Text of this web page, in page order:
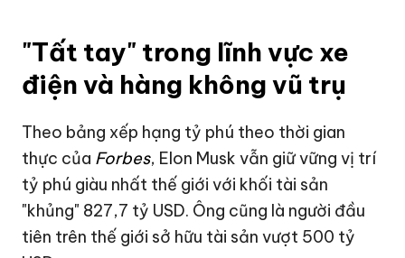
"Tất tay" trong lĩnh vực xe
điện và hàng không vũ trụ
Theo bảng xếp hạng tỷ phú theo thời gian
thực của Forbes, Elon Musk vẫn giữ vững vị trí
tỷ phú giàu nhất thế giới với khối tài sản
"khủng" 827,7 tỷ USD. Ông cũng là người đầu
tiên trên thế giới sở hữu tài sản vượt 500 tỷ